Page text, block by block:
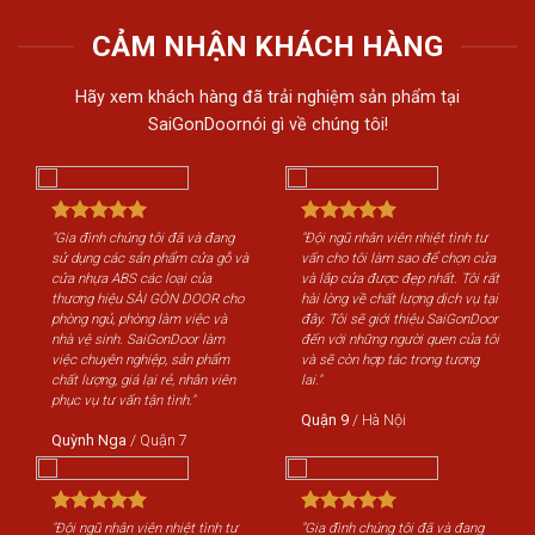
CẢM NHẬN KHÁCH HÀNG
Hãy xem khách hàng đã trải nghiệm sản phẩm tại
SaiGonDoornói gì về chúng tôi!
"Gia đình chúng tôi đã và đang
sử dụng các sản phẩm cửa gỗ và
cửa nhựa ABS các loại của
thương hiệu SÀI GÒN DOOR cho
phòng ngủ, phòng làm việc và
nhà vệ sinh. SaiGonDoor làm
việc chuyên nghiệp, sản phẩm
chất lượng, giá lại rẻ, nhân viên
phục vụ tư vấn tận tình."
Quỳnh Nga / Quận 7
"Đội ngũ nhân viên nhiệt tình tư
vấn cho tôi làm sao để chọn cửa
và lắp cửa được đẹp nhất. Tôi rất
hài lòng về chất lượng dịch vụ tại
đây. Tôi sẽ giới thiệu SaiGonDoor
đến với những người quen của tôi
và sẽ còn hợp tác trong tương
lai."
Quận 9 / Hà Nội
"Đội ngũ nhân viên nhiệt tình tư
"Gia đình chúng tôi đã và đang